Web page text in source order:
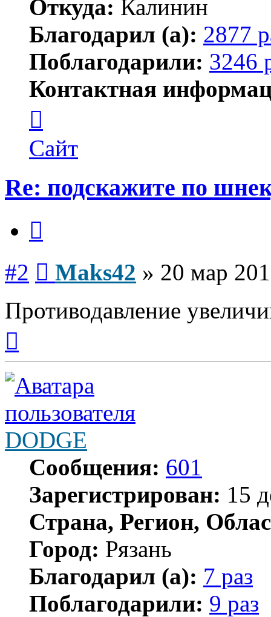
Откуда: Калинин
Благодарил (а): 2877
Поблагодарили: 3246
Контактная
пользователя
Maks42
Сайт
Re: подскажите по
#2 Maks42 » 20 мар
Противодавление
началу
DODGE
Сообщения: 601
Зарегистрирован: 15
Страна, Регион,
Город: Рязань
Благодарил (а): 7 раз
Поблагодарили: 9 раз